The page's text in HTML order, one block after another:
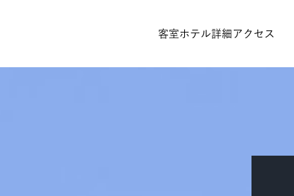
客室ホテル詳細アクセス